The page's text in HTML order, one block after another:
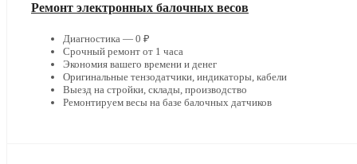
Ремонт электронных балочных весов
Диагностика — 0 ₽
Срочный ремонт от 1 часа
Экономия вашего времени и денег
Оригинальные тензодатчики, индикаторы, кабели
Выезд на стройки, склады, производство
Ремонтируем весы на базе балочных датчиков